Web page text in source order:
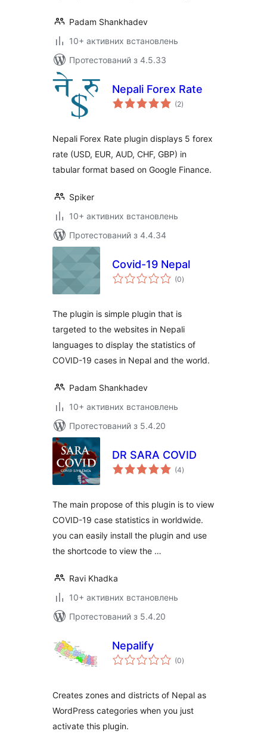
Padam Shankhadev
10+ активних встановлень
Протестований з 4.5.33
Nepali Forex Rate
(2загальний
рейтинг
)
Nepali Forex Rate plugin displays 5 forex
rate (USD, EUR, AUD, CHF, GBP) in
tabular format based on Google Finance.
Spiker
10+ активних встановлень
Протестований з 4.4.34
Covid-19 Nepal
(0загальний
рейтинг
)
The plugin is simple plugin that is
targeted to the websites in Nepali
languages to display the statistics of
COVID-19 cases in Nepal and the world.
Padam Shankhadev
10+ активних встановлень
Протестований з 5.4.20
DR SARA COVID
(4загальний
рейтинг
)
The main propose of this plugin is to view
COVID-19 case statistics in worldwide.
you can easily install the plugin and use
the shortcode to view the …
Ravi Khadka
10+ активних встановлень
Протестований з 5.4.20
Nepalify
(0загальний
рейтинг
)
Creates zones and districts of Nepal as
WordPress categories when you just
activate this plugin.